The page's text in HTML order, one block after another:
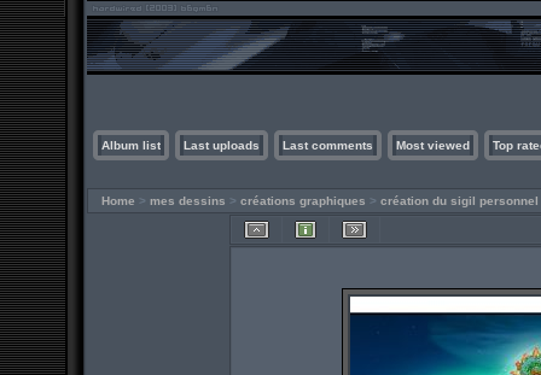
Album list Last uploads Last comments Most viewed Top
Home > mes dessins > créations graphiques > création du sigil personnel